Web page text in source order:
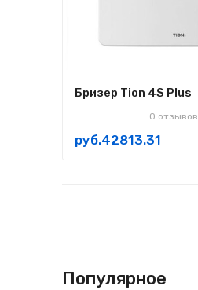
Бризер Tion 4S Plus
0 отзывов
руб.42813.31
Популярное